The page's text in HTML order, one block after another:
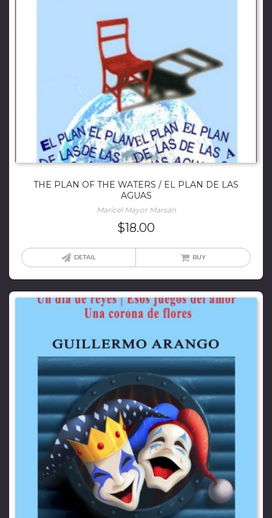
THE PLAN OF THE WATERS / EL PLAN DE LAS
AGUAS
Maricel Mayor Marsán
$18.00
DETAIL BUY